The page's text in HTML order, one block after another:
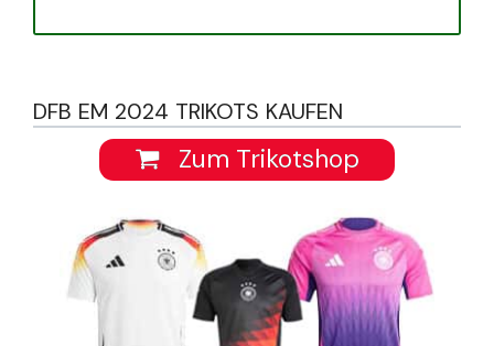
DFB EM 2024 TRIKOTS KAUFEN
Zum Trikotshop